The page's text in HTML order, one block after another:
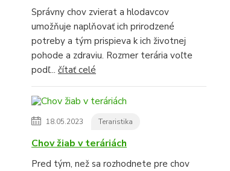
Správny chov zvierat a hlodavcov
umožňuje naplňovať ich prirodzené
potreby a tým prispieva k ich životnej
pohode a zdraviu. Rozmer terária voľte
podľ... čítať celé
18.05.2023 Teraristika
Chov žiab v teráriách
Pred tým, než sa rozhodnete pre chov